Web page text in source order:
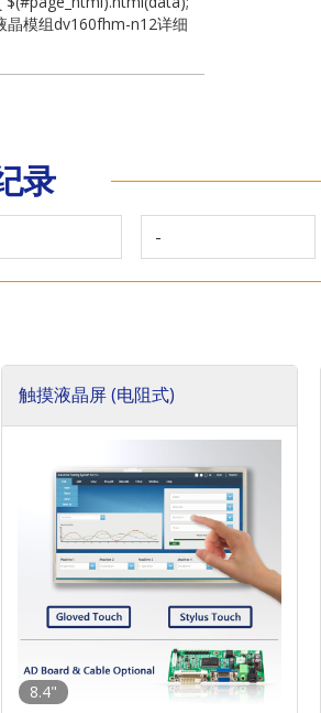
晶模组dv160fhm-n12详细
录
-
触摸液晶屏 (电阻式)
8.4"